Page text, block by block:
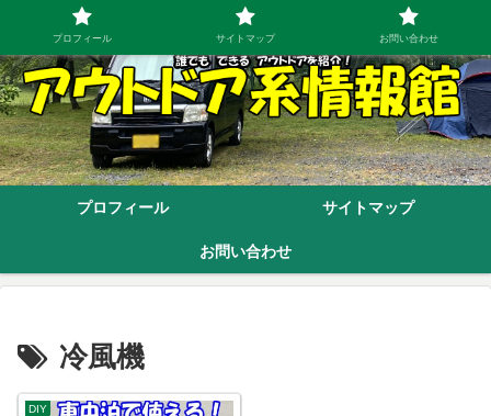
プロフィール サイトマップ
お問い合わせ
冷風機
DIY
プロフィール サイトマップ お問い合わせ